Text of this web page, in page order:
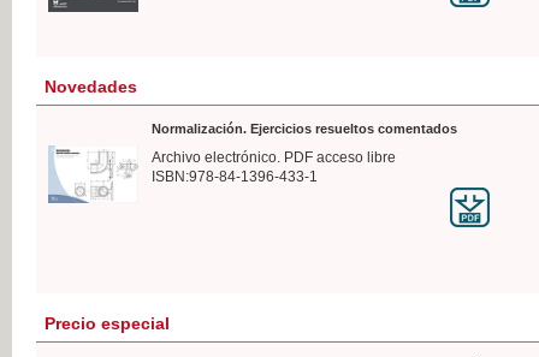
Novedades
Normalización. Ejercicios resueltos comentados
Archivo electrónico. PDF acceso libre
ISBN:978-84-1396-433-1
Precio especial